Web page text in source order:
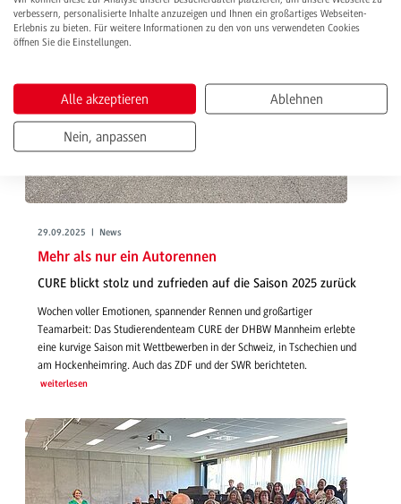
29.09.2025 | News
Mehr als nur ein Autorennen
CURE blickt stolz und zufrieden auf die Saison 2025 zurück
Wochen voller Emotionen, spannender Rennen und großartiger
Teamarbeit: Das Studierendenteam CURE der DHBW Mannheim erlebte
eine kurvige Saison mit Wettbewerben in der Schweiz, in Tschechien und
am Hockenheimring. Auch das ZDF und der SWR berichteten.
weiterlesen
verbessern, personalisierte Inhalte anzuzeigen und Ihnen ein großartiges Webseiten-
Erlebnis zu bieten. Für weitere Informationen zu den von uns verwendeten Cookies
öffnen Sie die Einstellungen.
Alle akzeptieren Ablehnen
Nein, anpassen